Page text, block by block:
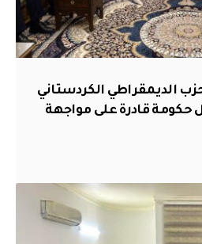
الديمقراطي الكردستاني
حكومة قادرة على مواجهة